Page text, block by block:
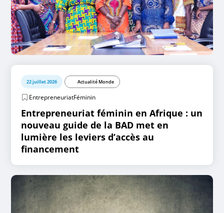
22 juillet 2026 Actualité Monde
EntrepreneuriatFéminin
Entrepreneuriat féminin en Afrique : un
nouveau guide de la BAD met en
lumière les leviers d’accès au
financement